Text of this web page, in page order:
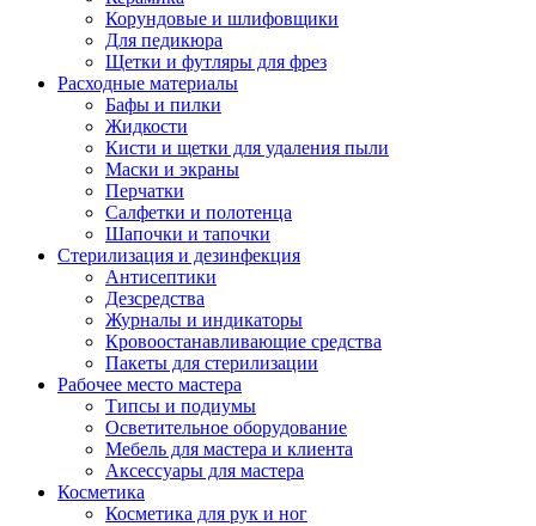
Корундовые и шлифовщики
Для педикюра
Щетки и футляры для фрез
Расходные материалы
Бафы и пилки
Жидкости
Кисти и щетки для удаления пыли
Маски и экраны
Перчатки
Салфетки и полотенца
Шапочки и тапочки
Стерилизация и дезинфекция
Антисептики
Дезсредства
Журналы и индикаторы
Кровоостанавливающие средства
Пакеты для стерилизации
Рабочее место мастера
Типсы и подиумы
Осветительное оборудование
Мебель для мастера и клиента
Аксессуары для мастера
Косметика
Косметика для рук и ног